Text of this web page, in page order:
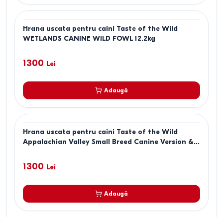
Hrana uscata pentru caini Taste of the Wild
WETLANDS CANINE WILD FOWL 12.2kg
1300 Lei
Adaugă
Hrana uscata pentru caini Taste of the Wild
Appalachian Valley Small Breed Canine Version &
1300 Lei
Adaugă